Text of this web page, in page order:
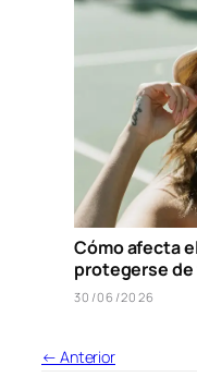
Cómo afecta
protegerse
30/06/2026
← Anterior